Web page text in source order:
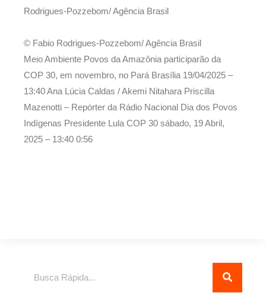
© Fabio Rodrigues-Pozzebom/ Agência Brasil
Meio Ambiente Povos da Amazônia participarão da
COP 30, em novembro, no Pará Brasília 19/04/2025 –
13:40Ana Lúcia Caldas / Akemi Nitahara Priscilla
Mazenotti – Repórter da Rádio Nacional Dia dos Povos
Indígenas Presidente Lula COP 30 sábado, 19 Abril,
2025 – 13:40 0:56